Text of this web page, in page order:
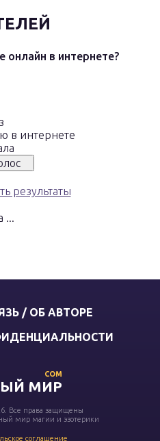
онлайн в интернете?
в интернете
результаты
...
/ ОБ АВТОРЕ
МИР
COM
Все права защищены
мир магии и эзотерики
соглашение